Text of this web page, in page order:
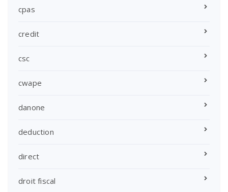
cpas
credit
csc
cwape
danone
deduction
direct
droit fiscal